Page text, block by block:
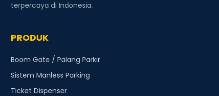
terpercaya di Indonesia.
PRODUK
Boom Gate / Palang Parkir
Sistem Manless Parking
Ticket Dispenser